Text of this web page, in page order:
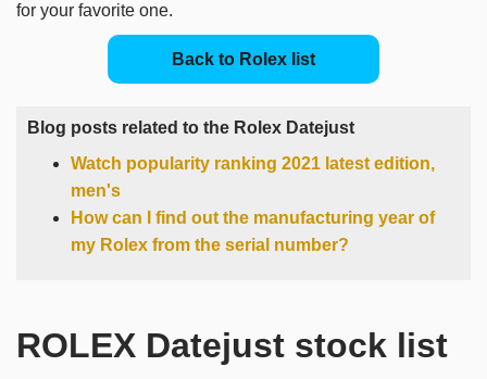
for your favorite one.
Back to Rolex list
Blog posts related to the Rolex Datejust
Watch popularity ranking 2021 latest edition,
men's
How can I find out the manufacturing year of
my Rolex from the serial number?
ROLEX Datejust stock list